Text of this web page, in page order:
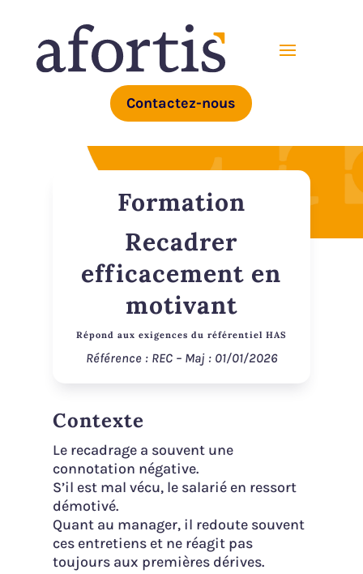
Contactez-nous
Formation
Recadrer
efficacement en
motivant
Répond aux exigences du référentiel HAS
Référence : REC – Maj : 01/01/2026
Contexte
Le recadrage a souvent une
connotation négative.
S’il est mal vécu, le salarié en ressort
démotivé.
Quant au manager, il redoute souvent
ces entretiens et ne réagit pas
toujours aux premières dérives.